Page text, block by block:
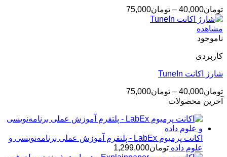
تومان40,000
– تومان75,000محدوده
مشاهده
ناموجود
کاربردی
شارژ اکانت TuneIn
تومان40,000
– تومان75,000محدوده
تا
آخرین محصولات
اکانت پرمیوم LabEx - پلتفرم آموزش عملی برنامه‌نویسی و
علوم داده تومان1,299,000